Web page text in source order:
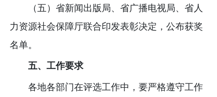
（五）省新闻出版局、省广播电视局、省人
力资源社会保障厅联合印发表彰决定，公布获奖
名单。
五、工作要求
各地各部门在评选工作中，要严格遵守工作